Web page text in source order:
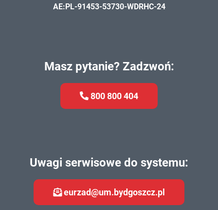
AE:PL-91453-53730-WDRHC-24
Masz pytanie? Zadzwoń:
800 800 404
Uwagi serwisowe do systemu:
eurzad@um.bydgoszcz.pl